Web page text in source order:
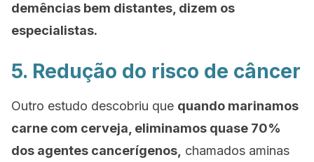
demências bem distantes, dizem os
especialistas.
5. Redução do risco de câncer
Outro estudo descobriu que quando marinamos
carne com cerveja, eliminamos quase 70%
dos agentes cancerígenos, chamados aminas